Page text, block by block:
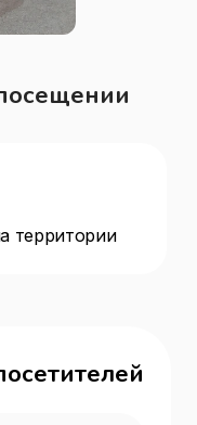
территории